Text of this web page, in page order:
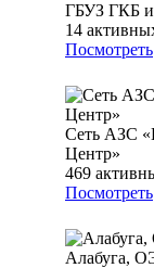
ГБУЗ ГКБ
14
Посмотреть
Сеть АЗС
Центр»
469
Посмотреть
Алабуга,